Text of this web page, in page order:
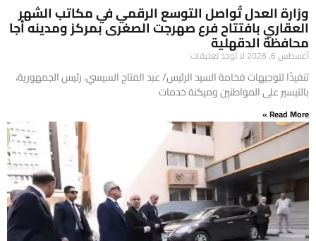
وزارة العدل تُواصل التوسع الرقمي في مكاتب الشهر
العقاري بافتتاح فرع صهرجت الصغرى بمركز ومدينه أجا
محافظة الدقهلية
أغسطس 6, 2026 لا توجد تعليقات
تنفيذًا لتوجيهات فخامة السيد الرئيس/ عبد الفتاح السيسي، رئيس الجمهورية،
بالتيسير على المواطنين وميكنة خدمات
Read More »